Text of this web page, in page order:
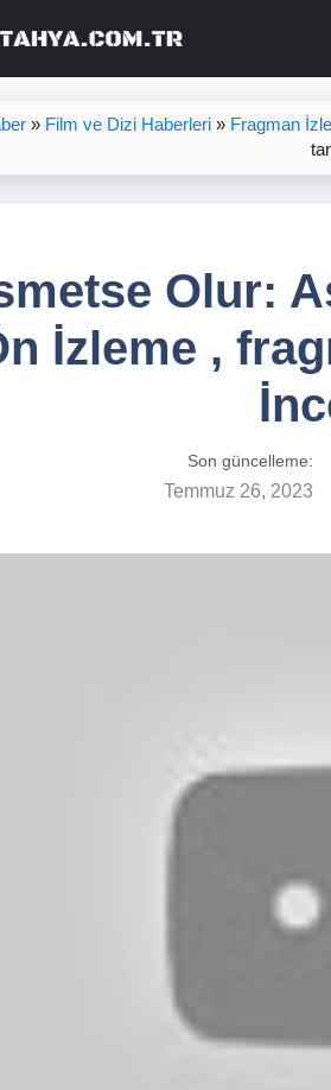
» Film ve Dizi Haberleri » Fragman İzle
Olur:
İzleme ,
Son güncelleme:
Temmuz 26, 2023